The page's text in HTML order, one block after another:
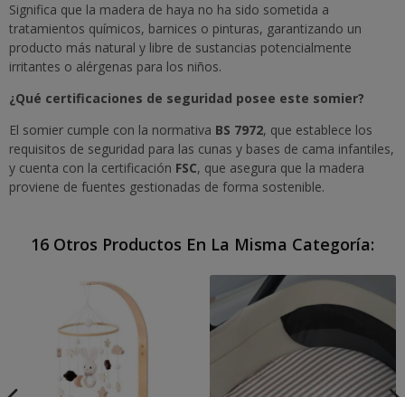
Significa que la madera de haya no ha sido sometida a
tratamientos químicos, barnices o pinturas, garantizando un
producto más natural y libre de sustancias potencialmente
irritantes o alérgenas para los niños.
¿Qué certificaciones de seguridad posee este somier?
El somier cumple con la normativa BS 7972, que establece los
requisitos de seguridad para las cunas y bases de cama infantiles,
y cuenta con la certificación FSC, que asegura que la madera
proviene de fuentes gestionadas de forma sostenible.
16 Otros Productos En La Misma Categoría: